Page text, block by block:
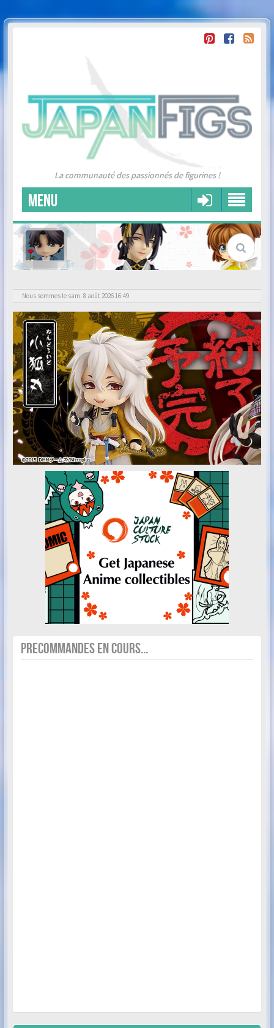
La communauté des passionnés de figurines !
MENU
Nous sommes le sam. 8 août 2026 16:49
PRECOMMANDES EN COURS...